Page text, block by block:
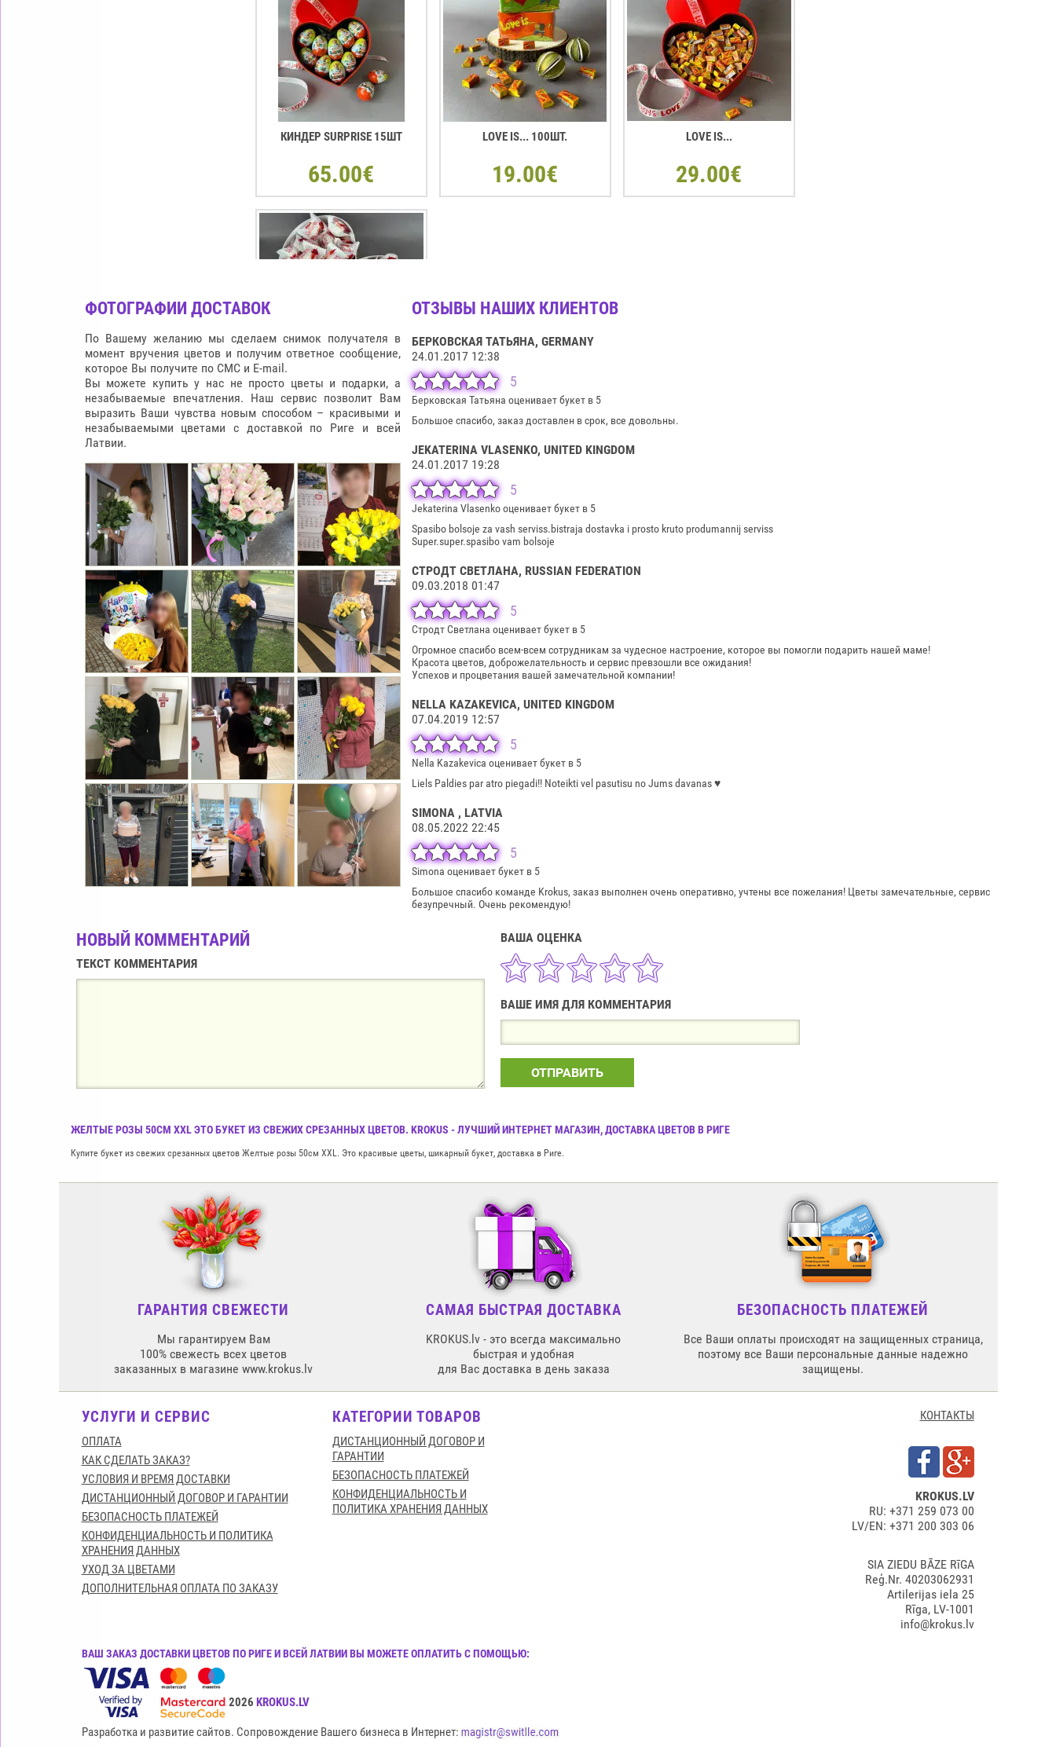
ЖЕЛТЫЕ РОЗЫ 50СМ XXL ЭТО БУКЕТ ИЗ СВЕЖИХ СРЕЗАННЫХ ЦВЕТОВ. KROKUS - ЛУЧШИЙ ИНТЕРНЕТ МАГАЗИН, ДОСТАВКА ЦВЕТОВ В РИГЕ
Купите букет из свежих срезанных цветов Желтые розы 50см XXL. Это красивые цветы, шикарный букет, доставка в Риге.
КИНДЕР SURPRISE 15ШТ
65.00€
LOVE IS... 100ШТ.
19.00€
LOVE IS...
29.00€
КОРОБКА В ФОРМЕ СЕРДЦА
RAFFAELLO 900ГР
65.00€
ФОТОГРАФИИ ДОСТАВОК
По Вашему желанию мы сделаем снимок получателя в
момент вручения цветов и получим ответное сообщение,
которое Вы получите по СМС и E-mail.
Вы можете купить у нас не просто цветы и подарки, а
незабываемые впечатления. Наш сервис позволит Вам
выразить Ваши чувства новым способом – красивыми и
незабываемыми цветами с доставкой по Риге и всей
Латвии.
ОТЗЫВЫ НАШИХ КЛИЕНТОВ
БЕРКОВСКАЯ ТАТЬЯНА, GERMANY
24.01.2017 12:38
5
Берковская Татьяна оценивает букет в 5
Большое спасибо, заказ доставлен в срок, все довольны.
JEKATERINA VLASENKO, UNITED KINGDOM
24.01.2017 19:28
5
Jekaterina Vlasenko оценивает букет в 5
Spasibo bolsoje za vash serviss.bistraja dostavka i prosto kruto produmannij serviss
Super.super.spasibo vam bolsoje
СТРОДТ СВЕТЛАНА, RUSSIAN FEDERATION
09.03.2018 01:47
5
Стродт Светлана оценивает букет в 5
Огромное спасибо всем-всем сотрудникам за чудесное настроение, которое вы помогли подарить нашей маме!
Красота цветов, доброжелательность и сервис превзошли все ожидания!
Успехов и процветания вашей замечательной компании!
NELLA KAZAKEVICA, UNITED KINGDOM
07.04.2019 12:57
5
Nella Kazakevica оценивает букет в 5
Liels Paldies par atro piegadi!! Noteikti vel pasutisu no Jums davanas ♥️
SIMONA , LATVIA
08.05.2022 22:45
5
Simona оценивает букет в 5
Большое спасибо команде Krokus, заказ выполнен очень оперативно, учтены все пожелания! Цветы замечательные, сервис
безупречный. Очень рекомендую!
НОВЫЙ КОММЕНТАРИЙ
ТЕКСТ КОММЕНТАРИЯ
ВАША ОЦЕНКА
ВАШЕ ИМЯ ДЛЯ КОММЕНТАРИЯ
ОТПРАВИТЬ
ГАРАНТИЯ СВЕЖЕСТИ
Мы гарантируем Вам
100% свежесть всех цветов
заказанных в магазине www.krokus.lv
САМАЯ БЫСТРАЯ ДОСТАВКА
KROKUS.lv - это всегда максимально
быстрая и удобная
для Вас доставка в день заказа
БЕЗОПАСНОСТЬ ПЛАТЕЖЕЙ
Все Ваши оплаты происходят на защищенных страница,
поэтому все Ваши персональные данные надежно
защищены.
УСЛУГИ И СЕРВИС
ОПЛАТА
КАК СДЕЛАТЬ ЗАКАЗ?
УСЛОВИЯ И ВРЕМЯ ДОСТАВКИ
ДИСТАНЦИОННЫЙ ДОГОВОР И ГАРАНТИИ
БЕЗОПАСНОСТЬ ПЛАТЕЖЕЙ
КОНФИДЕНЦИАЛЬНОСТЬ И ПОЛИТИКА
ХРАНЕНИЯ ДАННЫХ
УХОД ЗА ЦВЕТАМИ
ДОПОЛНИТЕЛЬНАЯ ОПЛАТА ПО ЗАКАЗУ
КАТЕГОРИИ ТОВАРОВ
ДИСТАНЦИОННЫЙ ДОГОВОР И
ГАРАНТИИ
БЕЗОПАСНОСТЬ ПЛАТЕЖЕЙ
КОНФИДЕНЦИАЛЬНОСТЬ И
ПОЛИТИКА ХРАНЕНИЯ ДАННЫХ
КОНТАКТЫ
KROKUS.LV
RU: +371 259 073 00
LV/EN: +371 200 303 06
SIA ZIEDU BĀZE RīGA
Reģ.Nr. 40203062931
Artilerijas iela 25
Rīga, LV-1001
info@krokus.lv
ВАШ ЗАКАЗ ДОСТАВКИ ЦВЕТОВ ПО РИГЕ И ВСЕЙ ЛАТВИИ ВЫ МОЖЕТЕ ОПЛАТИТЬ С ПОМОЩЬЮ:
Все права защищены© 2015-2026 KROKUS.LV
Разработка и развитие сайтов. Сопровождение Вашего бизнеса в Интернет: